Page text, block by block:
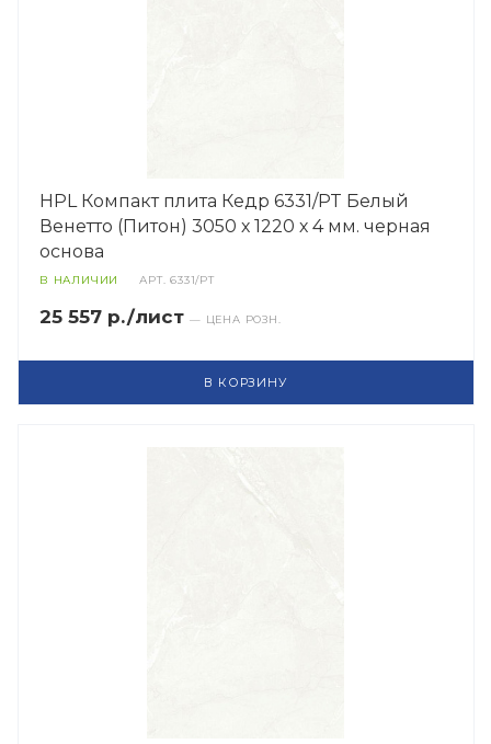
HPL Компакт плита Кедр 6331/PT Белый
Венетто (Питон) 3050 х 1220 х 4 мм. черная
основа
В НАЛИЧИИ АРТ.6331/PT
25 557 р./лист — ЦЕНА РОЗН.
В КОРЗИНУ